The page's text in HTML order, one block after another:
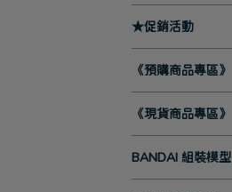
★促銷活動
《預購商品專區》
《現貨商品專區》
BANDAI 組裝模型